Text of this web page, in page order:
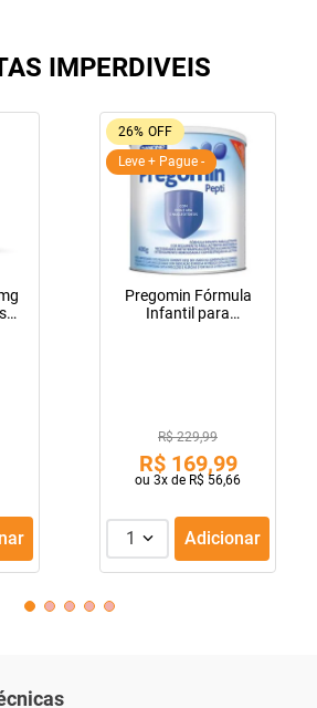
IMPERDIVEIS
26% OFF
Leve + Pague -
Pregomin Fórmula
Infantil para
R$ 229,99
R$ 169,99
ou 3x de R$ 56,66
1 Adicionar